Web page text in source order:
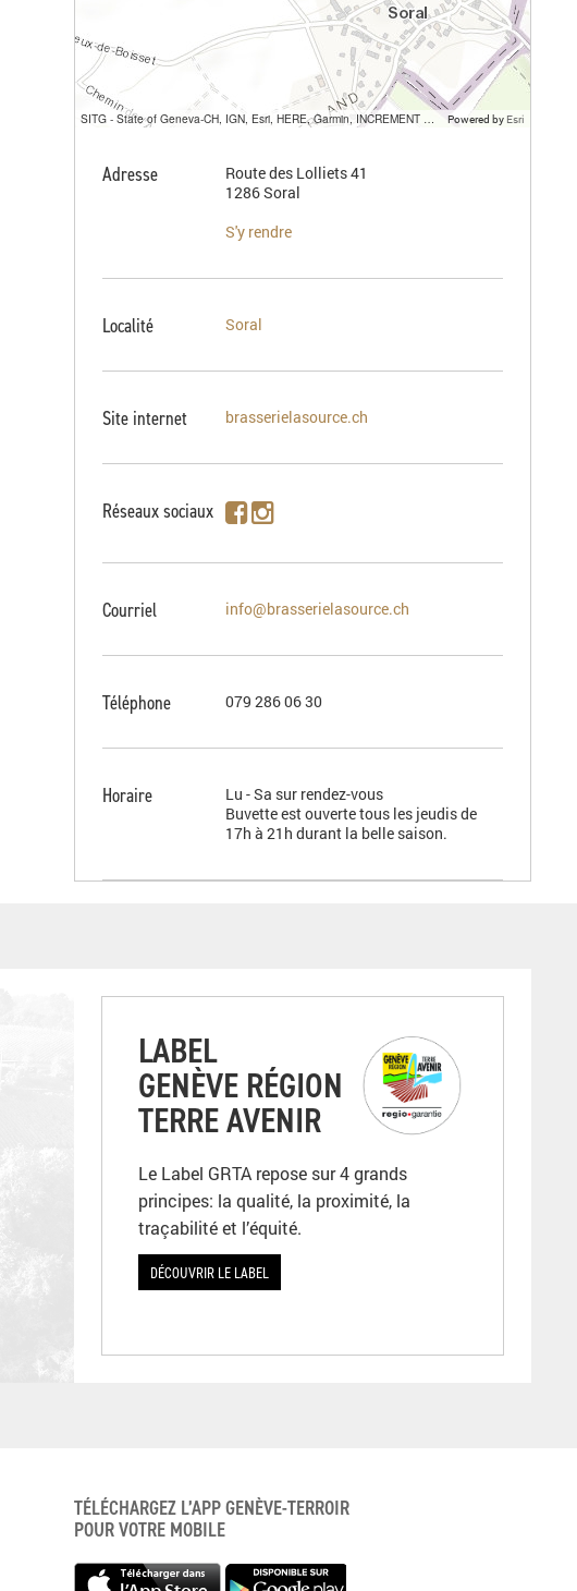
SITG - State of Geneva-CH, IGN, Esri, HERE, Garmin, INCREMENT P, USGS, METI/NASA Powered by Esri
Adresse
Route des Lolliets 41
1286 Soral
S'y rendre
Localité Soral
Site internet brasserielasource.ch
Réseaux sociaux
Courriel info@brasserielasource.ch
Téléphone 079 286 06 30
Horaire
Lu - Sa sur rendez-vous
Buvette est ouverte tous les jeudis de
17h à 21h durant la belle saison.
LABEL
GENÈVE RÉGION
TERRE AVENIR
Le Label GRTA repose sur 4 grands
principes: la qualité, la proximité, la
traçabilité et l’équité.
DÉCOUVRIR LE LABEL
TÉLÉCHARGEZ L’APP GENÈVE-TERROIR
POUR VOTRE MOBILE